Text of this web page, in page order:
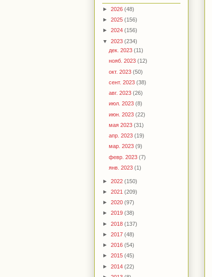
► 2026 (48)
► 2025 (156)
► 2024 (156)
▼ 2023 (234)
дек. 2023(11)
нояб. 2023(12)
окт. 2023(50)
сент. 2023(38)
авг. 2023(26)
июл. 2023(8)
июн. 2023(22)
мая 2023(31)
апр. 2023(19)
мар. 2023(9)
февр. 2023(7)
янв. 2023(1)
► 2022 (150)
► 2021 (209)
► 2020 (97)
► 2019 (38)
► 2018 (137)
► 2017 (48)
► 2016 (54)
► 2015 (45)
► 2014 (22)